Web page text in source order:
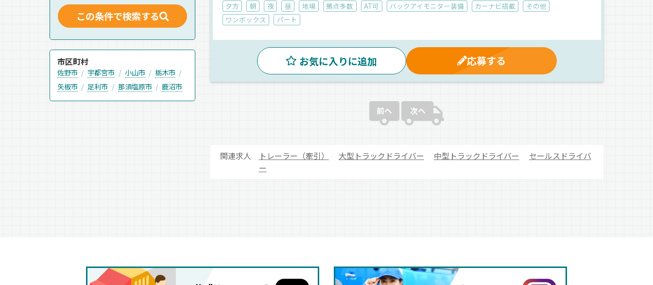
夕方
朝 夜 昼 地場 拠点多数 AT可 バックアイモニター装備 カーナビ搭載
その他
ワンボックス
パート
お気に入りに追加 応募する
前へ 次へ
関連求人 トレーラー（牽引） 大型トラックドライバー 中型トラックドライバー
セールスドライバ
ー
この条件で検索する
市区町村
佐野市 宇都宮市 小山市
栃木市
矢板市
足利市 那須塩原市 鹿沼市